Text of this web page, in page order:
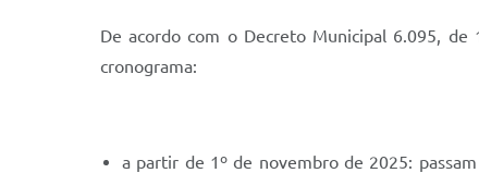
De acordo com o Decreto Municipal 6.095,
cronograma:
a partir de 1º de novembro de 2025: